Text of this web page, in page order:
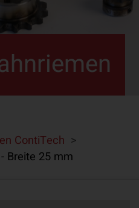
ContiTech >
Breite 25 mm